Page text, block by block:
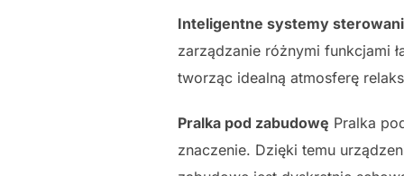
Inteligentne systemy
zarządzanie różnymi funkcjami
tworząc idealną atmosferę
Pralka pod zabudowę Pralka
znaczenie. Dzięki temu